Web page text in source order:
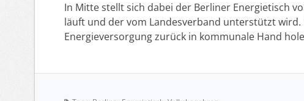
In Mitte stellt sich dabei der Berliner Energietisch
läuft und der vom Landesverband unterstützt
Energieversorgung zurück in kommunale Hand